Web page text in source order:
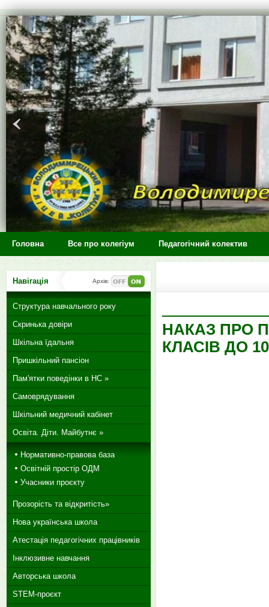
>
Головна Все про колегіум Педагогічний колектив
НАКАЗ ПРО
КЛАСІВ ДО
Навігація Архів:
Структура навчального року
Скринька довіри
Шкільна їдальня
Пришкільний пансіон
Пам'ятки поведінки в НС »
Самоврядування
Шкільний медичний кабінет
Освіта. Діти. Майбутнє »
Нормативно-правова база
Освітній простір ОДМ
Учасники проєкту
Прозорість та відкритість»
Нова українська школа
Атестація педагогічних працівників
Інклюзивне навчання
Авторська школа
STEM-проєкт